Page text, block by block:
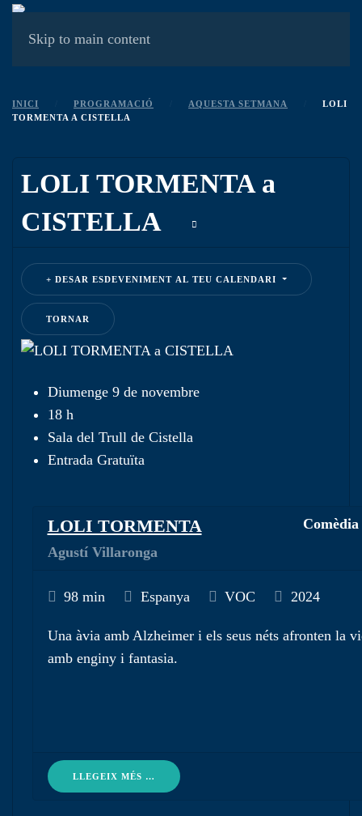
Skip to main content
INICI PROGRAMACIÓ AQUESTA SETMANA
LOLI
TORMENTA A CISTELLA
LOLI TORMENTA a
CISTELLA
DESAR ESDEVENIMENT AL TEU CALENDARI
TORNAR
Diumenge 9 de novembre
18 h
Sala del Trull de Cistella
Entrada Gratuïta
LOLI TORMENTA
Agustí Villaronga
Comèdia
98 min Espanya VOC 2024
Una àvia amb Alzheimer i els seus néts afronten la
amb enginy i fantasia.
LLEGEIX MÉS …